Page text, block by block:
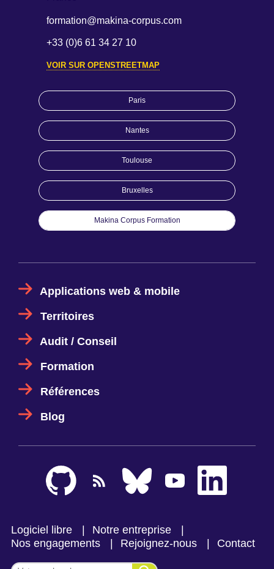
Applications web & mobile
Territoires
Audit / Conseil
Formation
Références
Blog
Paris
Nantes
Toulouse
Bruxelles
Makina Corpus Formation
formation@makina-corpus.com
+33 (0)6 61 34 27 10
VOIR SUR OPENSTREETMAP
Logiciel libre
Notre entreprise
Nos engagements
Rejoignez-nous Contact